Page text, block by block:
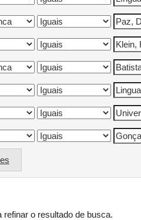
refinar o resultado de busca.